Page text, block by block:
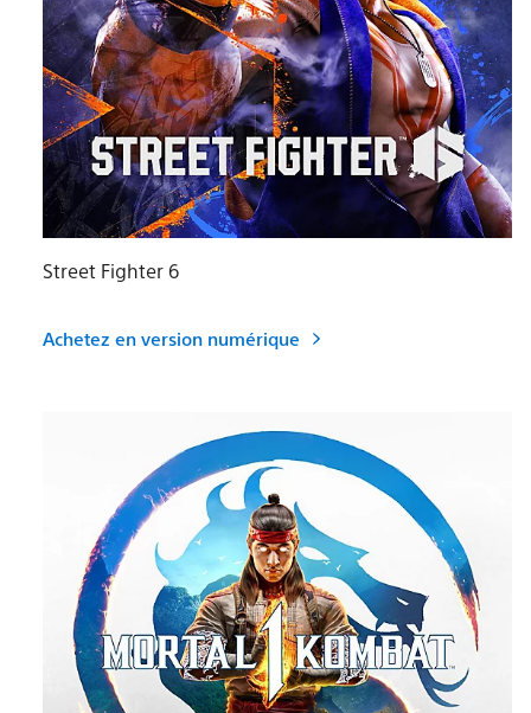
Street Fighter 6
Achetez en version numérique